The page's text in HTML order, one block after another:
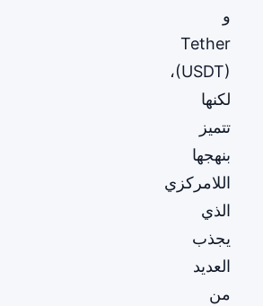
و
Tether
(USDT)،
لكنها
تتميز
بنهجها
اللامركزي
الذي
يجذب
العديد
من